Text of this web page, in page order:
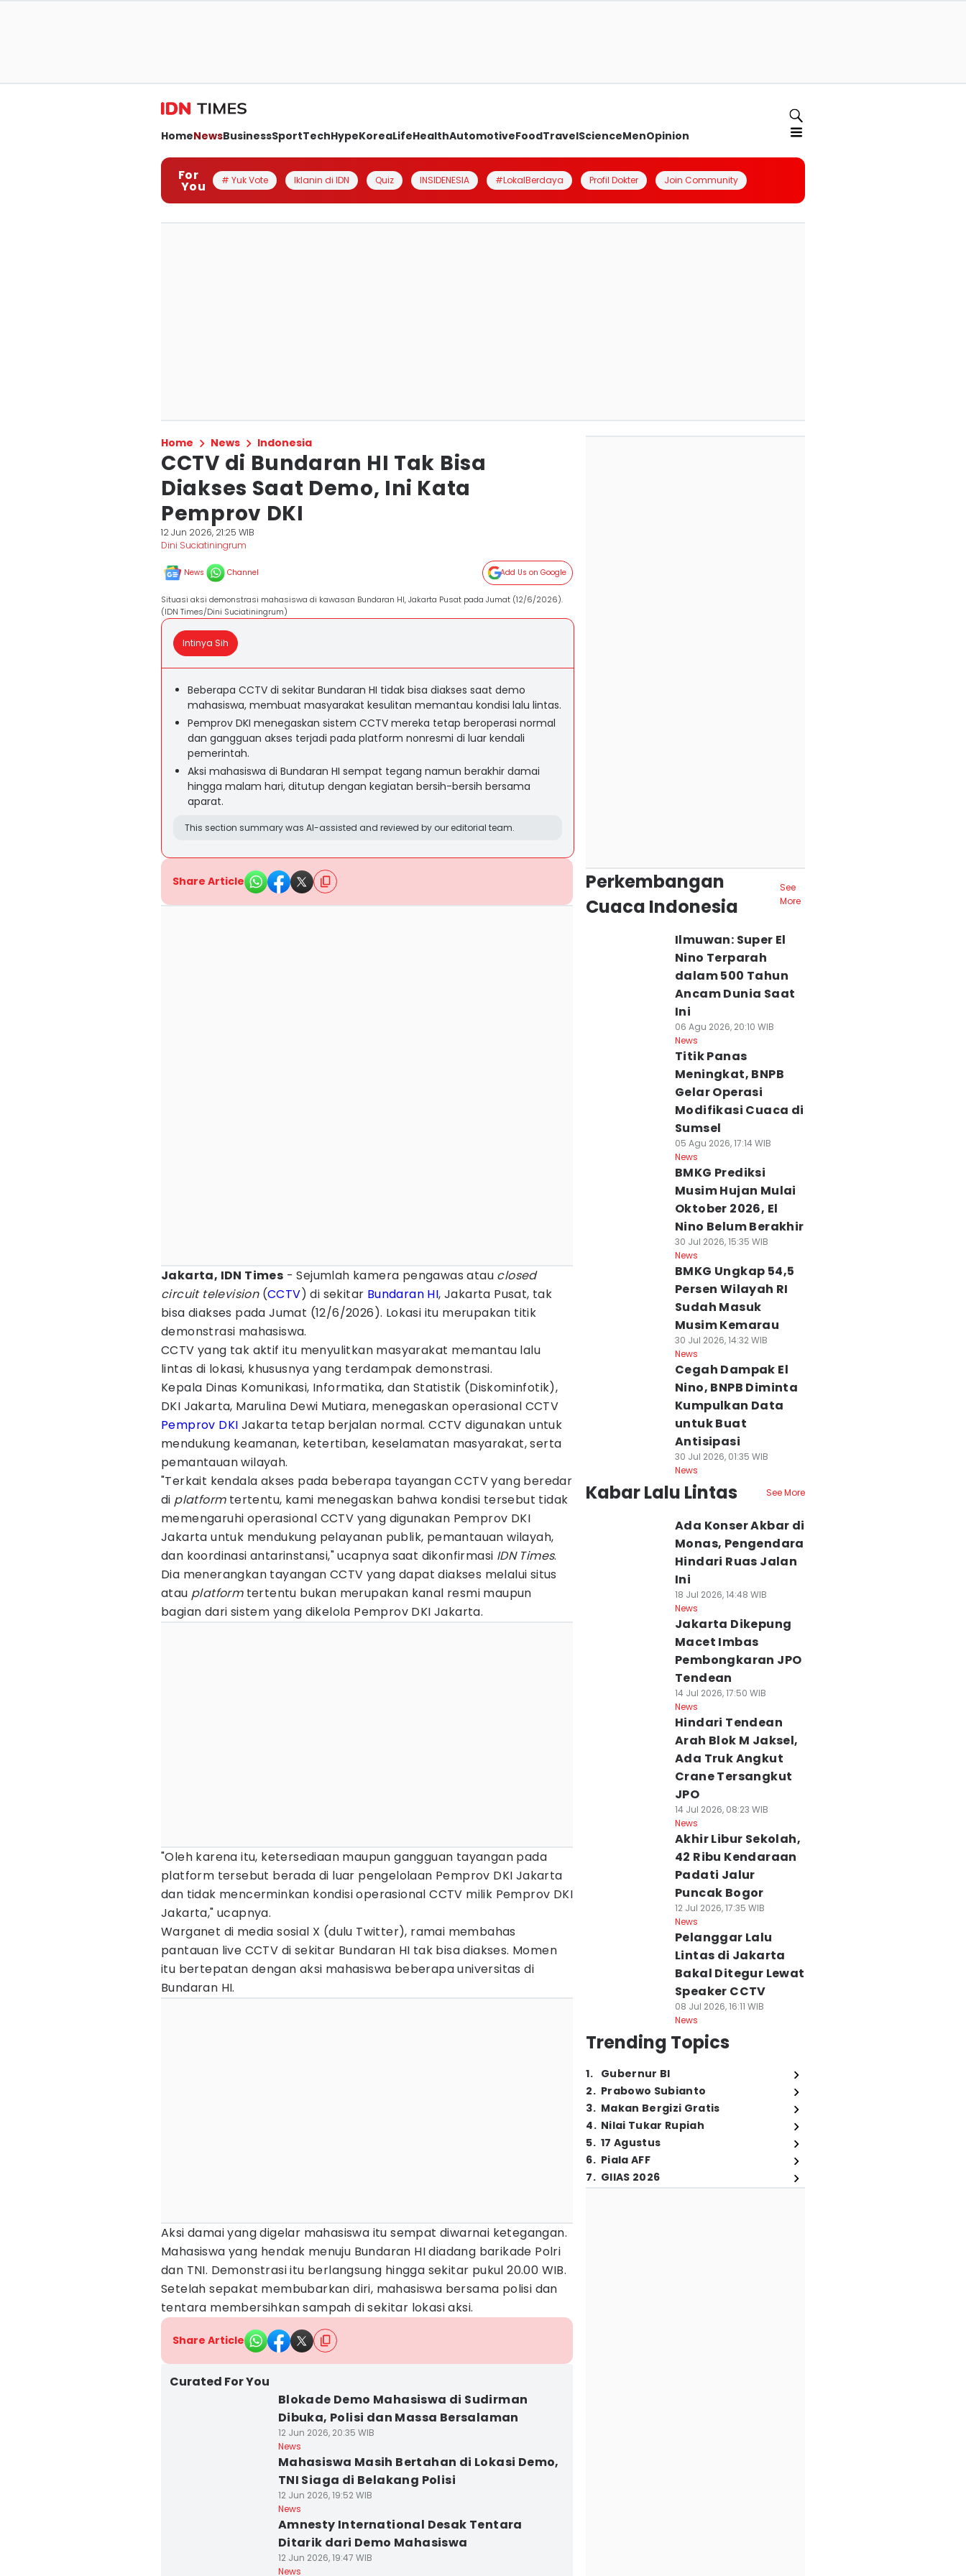
HomeNewsBusinessSportTechHypeKoreaLifeHealthAutomotiveFoodTravelScienceMenOpinion
For
You # Yuk Vote Iklanin di IDN Quiz INSIDENESIA #LokalBerdaya Profil Dokter Join Community
Home News Indonesia
CCTV di Bundaran HI Tak Bisa
Diakses Saat Demo, Ini Kata
Pemprov DKI
12 Jun 2026, 21:25 WIB
Dini Suciatiningrum
News Channel Add Us on Google
Situasi aksi demonstrasi mahasiswa di kawasan Bundaran HI, Jakarta Pusat pada Jumat (12/6/2026).
(IDN Times/Dini Suciatiningrum)
Intinya Sih
Beberapa CCTV di sekitar Bundaran HI tidak bisa diakses saat demo
mahasiswa, membuat masyarakat kesulitan memantau kondisi lalu lintas.
Pemprov DKI menegaskan sistem CCTV mereka tetap beroperasi normal
dan gangguan akses terjadi pada platform nonresmi di luar kendali
pemerintah.
Aksi mahasiswa di Bundaran HI sempat tegang namun berakhir damai
hingga malam hari, ditutup dengan kegiatan bersih-bersih bersama
aparat.
This section summary was AI-assisted and reviewed by our editorial team.
Share Article
Jakarta, IDN Times - Sejumlah kamera pengawas atau closed
circuit television(CCTV) di sekitar Bundaran HI, Jakarta Pusat, tak
bisa diakses pada Jumat (12/6/2026). Lokasi itu merupakan titik
demonstrasi mahasiswa.
CCTV yang tak aktif itu menyulitkan masyarakat memantau lalu
lintas di lokasi, khususnya yang terdampak demonstrasi.
Kepala Dinas Komunikasi, Informatika, dan Statistik (Diskominfotik),
DKI Jakarta, Marulina Dewi Mutiara, menegaskan operasional CCTV
Pemprov DKI Jakarta tetap berjalan normal. CCTV digunakan untuk
mendukung keamanan, ketertiban, keselamatan masyarakat, serta
pemantauan wilayah.
"Terkait kendala akses pada beberapa tayangan CCTV yang beredar
di platformtertentu, kami menegaskan bahwa kondisi tersebut tidak
memengaruhi operasional CCTV yang digunakan Pemprov DKI
Jakarta untuk mendukung pelayanan publik, pemantauan wilayah,
dan koordinasi antarinstansi," ucapnya saat dikonfirmasi IDN Times.
Dia menerangkan tayangan CCTV yang dapat diakses melalui situs
atau platformtertentu bukan merupakan kanal resmi maupun
bagian dari sistem yang dikelola Pemprov DKI Jakarta.
"Oleh karena itu, ketersediaan maupun gangguan tayangan pada
platform tersebut berada di luar pengelolaan Pemprov DKI Jakarta
dan tidak mencerminkan kondisi operasional CCTV milik Pemprov DKI
Jakarta," ucapnya.
Warganet di media sosial X (dulu Twitter), ramai membahas
pantauan live CCTV di sekitar Bundaran HI tak bisa diakses. Momen
itu bertepatan dengan aksi mahasiswa beberapa universitas di
Bundaran HI.
Aksi damai yang digelar mahasiswa itu sempat diwarnai ketegangan.
Mahasiswa yang hendak menuju Bundaran HI diadang barikade Polri
dan TNI. Demonstrasi itu berlangsung hingga sekitar pukul 20.00 WIB.
Setelah sepakat membubarkan diri, mahasiswa bersama polisi dan
tentara membersihkan sampah di sekitar lokasi aksi.
Share Article
Curated For You
Blokade Demo Mahasiswa di Sudirman
Dibuka, Polisi dan Massa Bersalaman
12 Jun 2026, 20:35 WIB
News
Mahasiswa Masih Bertahan di Lokasi Demo,
TNI Siaga di Belakang Polisi
12 Jun 2026, 19:52 WIB
News
Amnesty International Desak Tentara
Ditarik dari Demo Mahasiswa
12 Jun 2026, 19:47 WIB
News
Perkembangan
Cuaca Indonesia
See
More
Ilmuwan: Super El
Nino Terparah
dalam 500 Tahun
Ancam Dunia Saat
Ini
06 Agu 2026, 20:10 WIB
News
Titik Panas
Meningkat, BNPB
Gelar Operasi
Modifikasi Cuaca di
Sumsel
05 Agu 2026, 17:14 WIB
News
BMKG Prediksi
Musim Hujan Mulai
Oktober 2026, El
Nino Belum Berakhir
30 Jul 2026, 15:35 WIB
News
BMKG Ungkap 54,5
Persen Wilayah RI
Sudah Masuk
Musim Kemarau
30 Jul 2026, 14:32 WIB
News
Cegah Dampak El
Nino, BNPB Diminta
Kumpulkan Data
untuk Buat
Antisipasi
30 Jul 2026, 01:35 WIB
News
Kabar Lalu Lintas See More
Ada Konser Akbar di
Monas, Pengendara
Hindari Ruas Jalan
Ini
18 Jul 2026, 14:48 WIB
News
Jakarta Dikepung
Macet Imbas
Pembongkaran JPO
Tendean
14 Jul 2026, 17:50 WIB
News
Hindari Tendean
Arah Blok M Jaksel,
Ada Truk Angkut
Crane Tersangkut
JPO
14 Jul 2026, 08:23 WIB
News
Akhir Libur Sekolah,
42 Ribu Kendaraan
Padati Jalur
Puncak Bogor
12 Jul 2026, 17:35 WIB
News
Pelanggar Lalu
Lintas di Jakarta
Bakal Ditegur Lewat
Speaker CCTV
08 Jul 2026, 16:11 WIB
News
Trending Topics
1. Gubernur BI
2. Prabowo Subianto
3. Makan Bergizi Gratis
4. Nilai Tukar Rupiah
5. 17 Agustus
6. Piala AFF
7. GIIAS 2026